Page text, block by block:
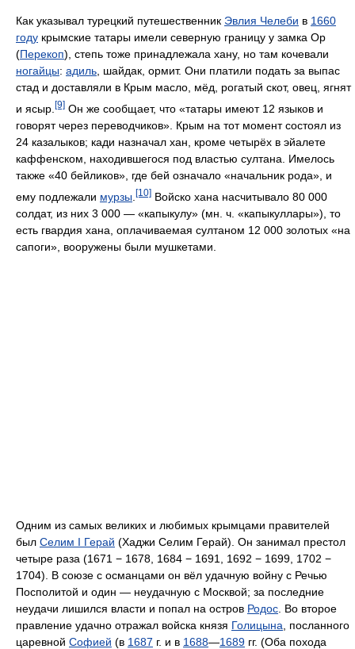
Как указывал турецкий путешественник Эвлия Челеби в 1660
году крымские татары имели северную границу у замка Ор
(Перекоп), степь тоже принадлежала хану, но там кочевали
ногайцы: адиль, шайдак, ормит. Они платили подать за выпас
стад и доставляли в Крым масло, мёд, рогатый скот, овец, ягнят
и ясыр. [9] Он же сообщает, что «татары имеют 12 языков и
говорят через переводчиков». Крым на тот момент состоял из
24 казалыков; кади назначал хан, кроме четырёх в эйалете
каффенском, находившегося под властью султана. Имелось
также «40 бейликов», где бей означало «начальник рода», и
ему подлежали мурзы [10] Войско хана насчитывало 80 000
солдат, из них 3 000 — «капыкулу» (мн. ч. «капыкуллары»), то
есть гвардия хана, оплачиваемая султаном 12 000 золотых «на
сапоги», вооружены были мушкетами.
Одним из самых великих и любимых крымцами правителей
был Селим I Герай (Хаджи Селим Герай). Он занимал престол
четыре раза (1671 − 1678, 1684 − 1691, 1692 − 1699, 1702 −
1704). В союзе с османцами он вёл удачную войну с Речью
Посполитой и один — неудачную с Москвой; за последние
неудачи лишился власти и попал на остров Родос . Во второе
правление удачно отражал войска князя Голицына , посланного
царевной Софией (в 1687 г. и в 1688—1689 гг. (Оба похода